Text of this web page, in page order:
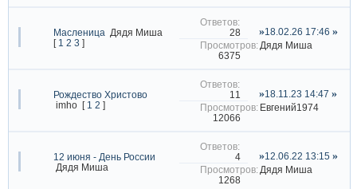
Масленица
Дядя Миша
[ 1 2 3 ]
28
6375
18.02.26 17:46
Дядя Миша
Рождество Христово
imho
[ 1 2 ]
11
12066
18.11.23 14:47
Евгений1974
12 июня - День России
Дядя Миша
4
1268
12.06.22 13:15
Дядя Миша